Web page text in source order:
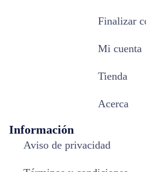
Finalizar
Mi cuenta
Tienda
Acerca
Información
Aviso de privacidad